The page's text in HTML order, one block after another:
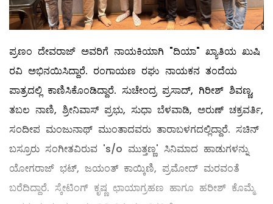
ಪ್ರಣಂ ದೇವರಾಜ್ ಅವರಿಗೆ ನಾಯಕಿಯಾಗಿ "ದಿಯಾ" ಖ್ಯಾತಿಯ ಖುಷಿ
ರವಿ ಅಭಿನಯಿಸಿದ್ದಾರೆ. ರಂಗಾಯಣ ರಘು ನಾಯಕನ ತಂದೆಯ
ಪಾತ್ರದಲ್ಲಿ ಕಾಣಿಸಿಕೊಂಡಿದ್ದಾರೆ. ಸುಚೇಂದ್ರ ಪ್ರಸಾದ್‌, ಗಿರೀಶ್‌ ಶಿವಣ್ಣ,
ತಬಲ ನಾಣಿ, ಶ್ರೀನಿವಾಸ್‌ ಪ್ರಭು, ಸುಧಾ ಬೆಳವಾಡಿ, ಅರುಣ್‌ ಚಕ್ರವರ್ತಿ,
ಸಂದೀಪ ಮಂಜುನಾಥ್ ಮುಂತಾದವರು ತಾರಾಬಳಗದಲ್ಲಿದ್ದಾರೆ. ಸಚಿನ್
ಬಸ್ರೂರು ಸಂಗೀತವಿರುವ 's/o ಮುತ್ತಣ್ಣ' ಸಿನಿಮಾದ ಹಾಡುಗಳನ್ನು
ಯೋಗರಾಜ್ ಭಟ್, ಜಯಂತ್ ಕಾಯ್ಕಿಣಿ, ಪ್ರಮೋದ್ ಮರವಂತೆ
ಬರೆದಿದ್ದಾರೆ. ಸ್ಕೇಟಿಂಗ್ ಕೃಷ್ಣ ಛಾಯಾಗ್ರಹಣ ಹಾಗೂ ಹರೀಶ್ ಕೊಮ್ಮೆ